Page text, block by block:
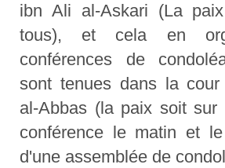
ibn Ali al-Askari (La
tous), et cela en
conférences de
sont tenues dans la cour
al-Abbas (la paix soit sur
conférence le matin et
d'une assemblée de